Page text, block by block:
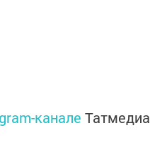
канале Татмедиа